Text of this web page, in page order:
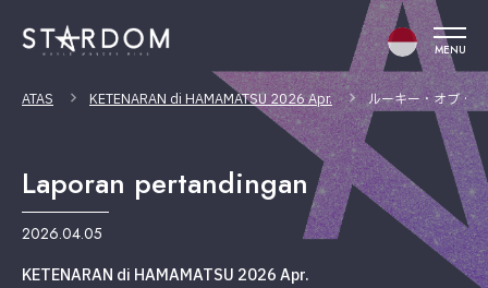
MENU
ATAS KETENARAN di HAMAMATSU 2026 Apr. ルーキー・オブ・
Laporan pertandingan
2026.04.05
KETENARAN di HAMAMATSU 2026 Apr.